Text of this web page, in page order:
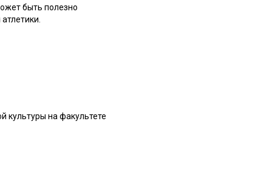
быть полезно
культуры на факультете